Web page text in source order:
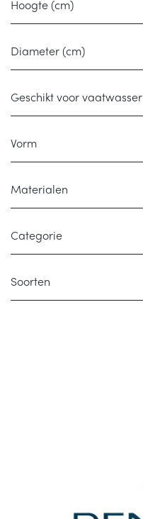
Hoogte (cm)
Diameter (cm)
Geschikt voor vaatwasser
Vorm
Materialen
Categorie
Soorten